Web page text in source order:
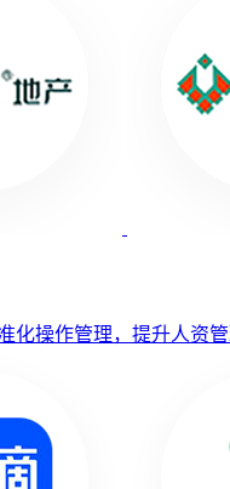
化操作管理，提升人资